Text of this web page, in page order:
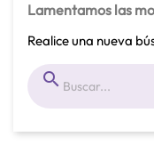
Lamentamos las
Realice una nueva
